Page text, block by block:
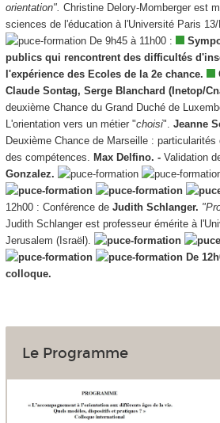
orientation". Christine Delory-Momberger est
sciences de l'éducation à l'Université Paris 13/
De 9h45 à 11h00 :
publics qui rencontrent des difficultés
l'expérience des Ecoles de la 2e chance.
Claude Sontag, Serge Blanchard (Inetop/
deuxième Chance du Grand Duché de
L'orientation vers un métier "choisi". Jeanne
Deuxième Chance de Marseille :
des compétences.
Max Delfino. -Validation
Gonzalez.
12h00 : Conférence de Judith Schlanger.
Judith Schlanger est professeur émérite à
Jerusalem (Israël).
De
colloque.
Le Programme